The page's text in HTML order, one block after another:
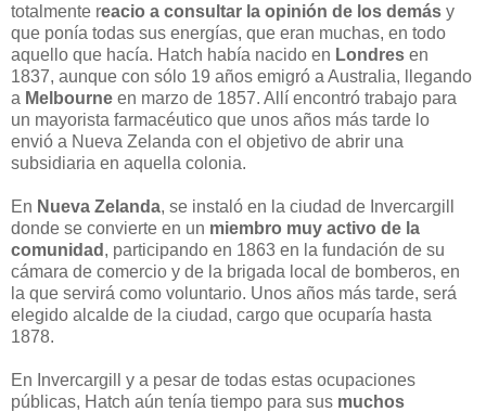
totalmente reacio a consultar la opinión de los demás y
que ponía todas sus energías, que eran muchas, en todo
aquello que hacía. Hatch había nacido en Londres en
1837, aunque con sólo 19 años emigró a Australia, llegando
a Melbourne en marzo de 1857. Allí encontró trabajo para
un mayorista farmacéutico que unos años más tarde lo
envió a Nueva Zelanda con el objetivo de abrir una
subsidiaria en aquella colonia.
En Nueva Zelanda, se instaló en la ciudad de Invercargill
donde se convierte en un miembro muy activo de la
comunidad , participando en 1863 en la fundación de su
cámara de comercio y de la brigada local de bomberos, en
la que servirá como voluntario. Unos años más tarde, será
elegido alcalde de la ciudad, cargo que ocuparía hasta
1878.
En Invercargill y a pesar de todas estas ocupaciones
públicas, Hatch aún tenía tiempo para sus muchos